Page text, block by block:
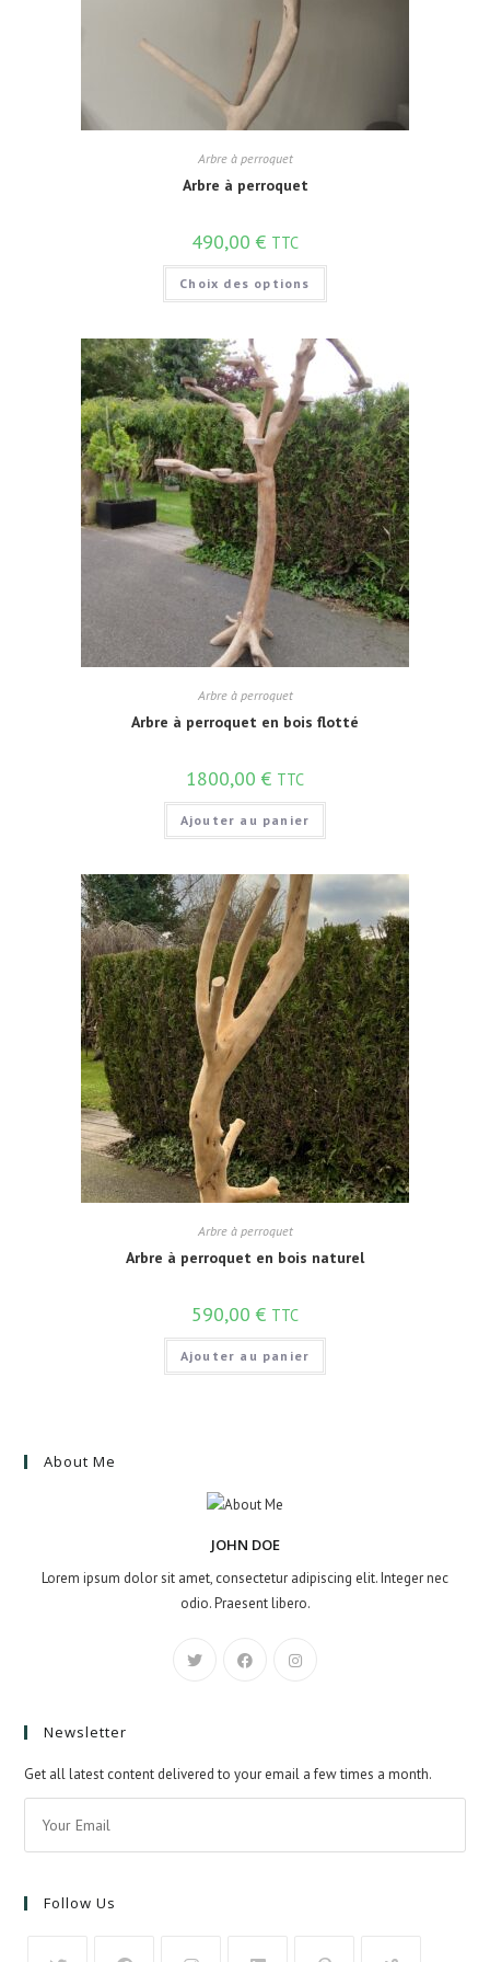
Arbre à perroquet
Arbre à perroquet
490,00 € TTC
Choix des options
Arbre à perroquet
Arbre à perroquet en bois flotté
1800,00 € TTC
Ajouter au panier
Arbre à perroquet
Arbre à perroquet en bois naturel
590,00 € TTC
Ajouter au panier
About Me
JOHN DOE
Lorem ipsum dolor sit amet, consectetur adipiscing elit. Integer nec
odio. Praesent libero.
Newsletter
Get all latest content delivered to your email a few times a month.
Follow Us